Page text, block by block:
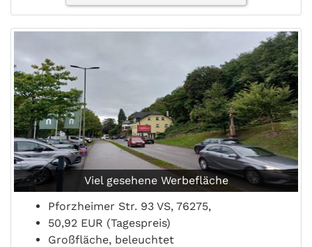
Viel gesehene Werbefläche
Pforzheimer Str. 93 VS, 76275,
50,92 EUR (Tagespreis)
Großfläche, beleuchtet